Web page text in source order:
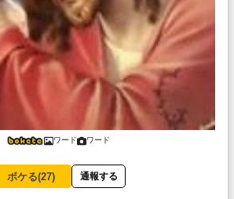
ワード ワード
ボケる(27) 通報する